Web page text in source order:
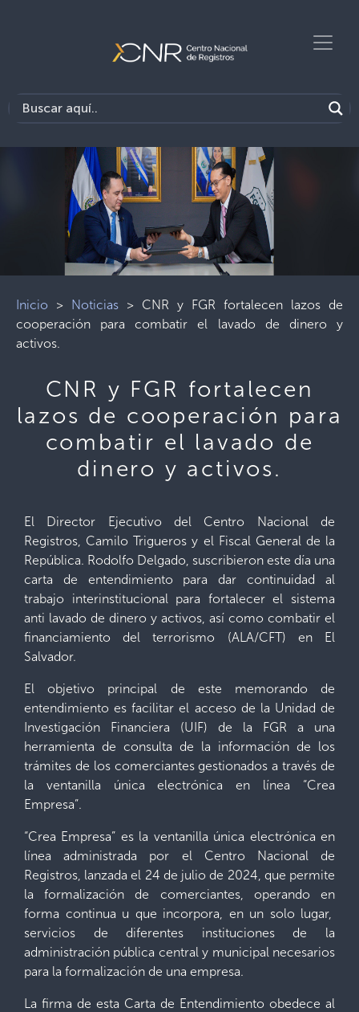
Inicio > Noticias > CNR y FGR fortalecen lazos de
cooperación para combatir el lavado de dinero y
activos.
CNR y FGR fortalecen
lazos de cooperación para
combatir el lavado de
dinero y activos.
El Director Ejecutivo del Centro Nacional de
Registros, Camilo Trigueros y el Fiscal General de la
República. Rodolfo Delgado, suscribieron este día una
carta de entendimiento para dar continuidad al
trabajo interinstitucional para fortalecer el sistema
anti lavado de dinero y activos, así como combatir el
financiamiento del terrorismo (ALA/CFT) en El
Salvador.
El objetivo principal de este memorando de
entendimiento es facilitar el acceso de la Unidad de
Investigación Financiera (UIF) de la FGR a una
herramienta de consulta de la información de los
trámites de los comerciantes gestionados a través de
la ventanilla única electrónica en línea “Crea
Empresa”.
“Crea Empresa” es la ventanilla única electrónica en
línea administrada por el Centro Nacional de
Registros, lanzada el 24 de julio de 2024, que permite
la formalización de comerciantes, operando en
forma continua u que incorpora, en un solo lugar,
servicios de diferentes instituciones de la
administración pública central y municipal necesarios
para la formalización de una empresa.
La firma de esta Carta de Entendimiento obedece al